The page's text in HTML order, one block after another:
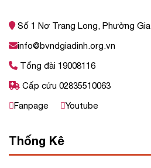
Số 1 Nơ Trang Long, Phường Gia
info@bvndgiadinh.org.vn
Tổng đài 19008116
Cấp cứu 02835510063
Fanpage
Youtube
Thống Kê